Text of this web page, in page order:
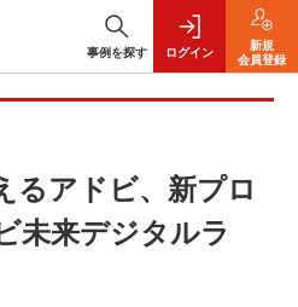
事例を探す ログイン
新規
会員登録
るアドビ、新プロ
未来デジタルラ